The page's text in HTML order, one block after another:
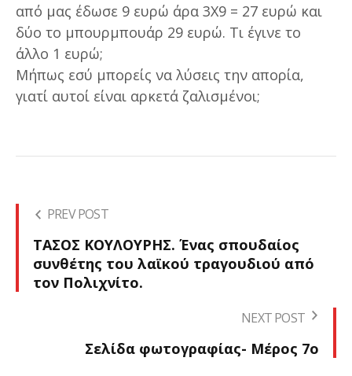
από μας έδωσε 9 ευρώ άρα 3Χ9 = 27 ευρώ και
δύο το μπουρμπουάρ 29 ευρώ. Τι έγινε το
άλλο 1 ευρώ;
Μήπως εσύ μπορείς να λύσεις την απορία,
γιατί αυτοί είναι αρκετά ζαλισμένοι;
PREV POST
ΤΑΣΟΣ ΚΟΥΛΟΥΡΗΣ. Ένας σπουδαίος
συνθέτης του λαϊκού τραγουδιού από
τον Πολιχνίτο.
NEXT POST
Σελίδα φωτογραφίας- Μέρος 7ο